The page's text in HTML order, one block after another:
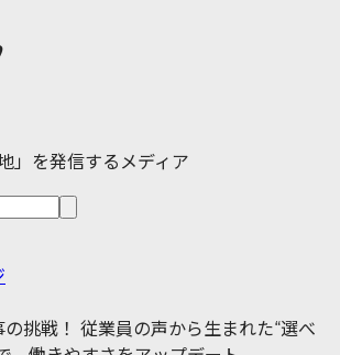
」を発信するメディア
の挑戦！ 従業員の声から生まれた“選べ